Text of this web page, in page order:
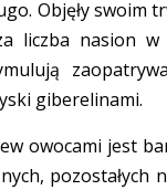
Objęły
liczba nasion
giberelinami.
owocami jest
pozostałych